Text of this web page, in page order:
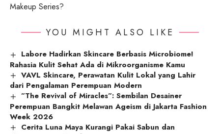
Makeup Series?
YOU MIGHT ALSO LIKE
Labore Hadirkan Skincare Berbasis Microbiome!
Rahasia Kulit Sehat Ada di Mikroorganisme Kamu
VAVL Skincare, Perawatan Kulit Lokal yang Lahir
dari Pengalaman Perempuan Modern
”The Revival of Miracles”: Sembilan Desainer
Perempuan Bangkit Melawan Ageism di Jakarta Fashion
Week 2026
Cerita Luna Maya Kurangi Pakai Sabun dan